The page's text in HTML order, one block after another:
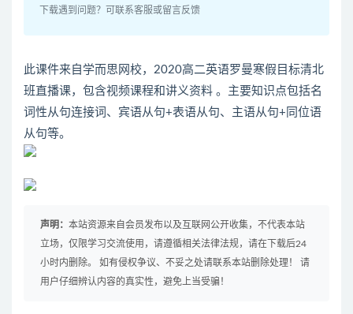
下载遇到问题？可联系客服或留言反馈
此课件来自学而思网校，2020高二英语罗曼寒假目标清北
班直播课，包含视频课程和讲义资料 。主要知识点包括名
词性从句连接词、宾语从句+表语从句、主语从句+同位语
从句等。
声明： 本站资源来自会员发布以及互联网公开收集，不代表本站
立场，仅限学习交流使用，请遵循相关法律法规，请在下载后24
小时内删除。 如有侵权争议、不妥之处请联系本站删除处理！ 请
用户仔细辨认内容的真实性，避免上当受骗！